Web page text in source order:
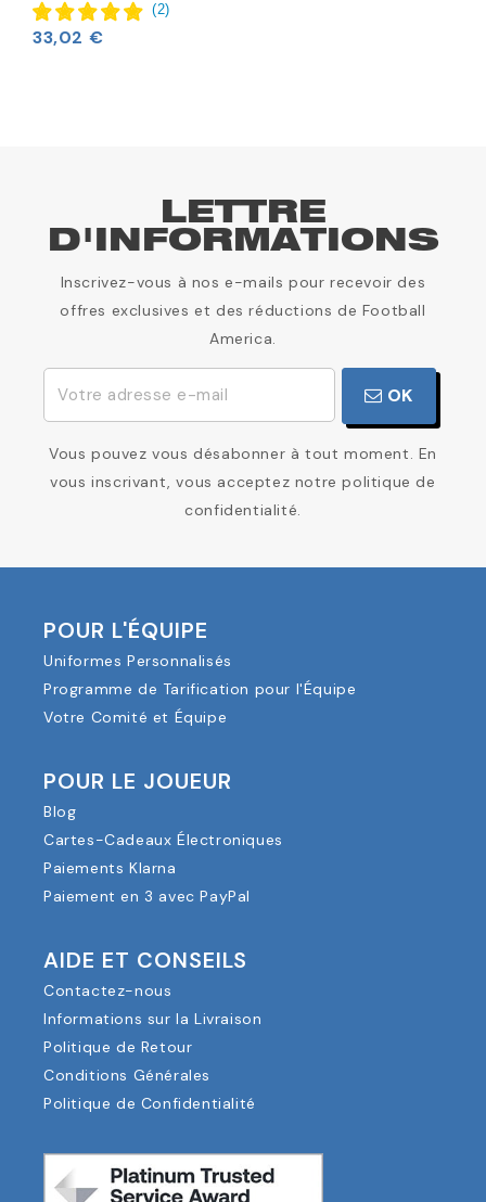
(2)
33,02 €
LETTRE
D'INFORMATIONS
Inscrivez-vous à nos e-mails pour recevoir des
offres exclusives et des réductions de Football
America.
OK
Vous pouvez vous désabonner à tout moment. En
vous inscrivant, vous acceptez notre politique de
confidentialité.
POUR L'ÉQUIPE
Uniformes Personnalisés
Programme de Tarification pour l'Équipe
Votre Comité et Équipe
POUR LE JOUEUR
Blog
Cartes-Cadeaux Électroniques
Paiements Klarna
Paiement en 3 avec PayPal
AIDE ET CONSEILS
Contactez-nous
Informations sur la Livraison
Politique de Retour
Conditions Générales
Politique de Confidentialité